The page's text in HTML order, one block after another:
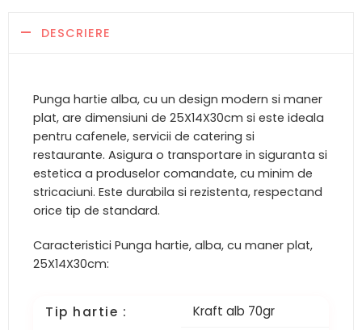
DESCRIERE
Punga hartie alba, cu un design modern si maner
plat, are dimensiuni de 25X14X30cm si este ideala
pentru cafenele, servicii de catering si
restaurante. Asigura o transportare in siguranta si
estetica a produselor comandate, cu minim de
stricaciuni. Este durabila si rezistenta, respectand
orice tip de standard.
Caracteristici Punga hartie, alba, cu maner plat,
25X14X30cm:
Tip hartie :
Kraft alb 70gr